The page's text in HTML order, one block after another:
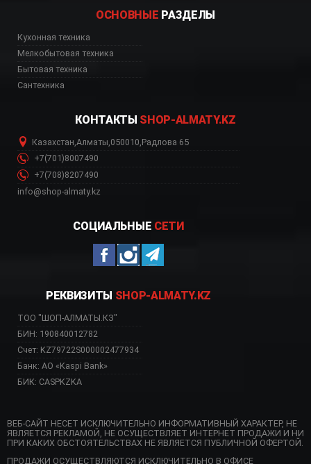
ОСНОВНЫЕ РАЗДЕЛЫ
Кухонная техника
Мелкобытовая техника
Бытовая техника
Сантехника
КОНТАКТЫ SHOP-ALMATY.KZ
Казахстан Алматы 050010 Радлова 65
+7(701)8007490
+7(708)8207490
info@shop-almaty.kz
СОЦИАЛЬНЫЕ СЕТИ
РЕКВИЗИТЫ SHOP-ALMATY.KZ
ТОО "ШОП-АЛМАТЫ.КЗ"
БИН: 190840012782
Счет: KZ79722S000002477934
Банк: АО «Kaspi Bank»
БИК: CASPKZKA
ВЕБ-САЙТ НЕСЕТ ИСКЛЮЧИТЕЛЬНО ИНФОРМАТИВНЫЙ ХАРАКТЕР, НЕ
ЯВЛЯЕТСЯ РЕКЛАМОЙ, НЕ ОСУЩЕСТВЛЯЕТ ИНТЕРНЕТ ПРОДАЖИ И НИ
ПРИ КАКИХ ОБСТОЯТЕЛЬСТВАХ НЕ ЯВЛЯЕТСЯ ПУБЛИЧНОЙ ОФЕРТОЙ.
ПРОДАЖИ ОСУЩЕСТВЛЯЮТСЯ ИСКЛЮЧИТЕЛЬНО В ОФИСЕ